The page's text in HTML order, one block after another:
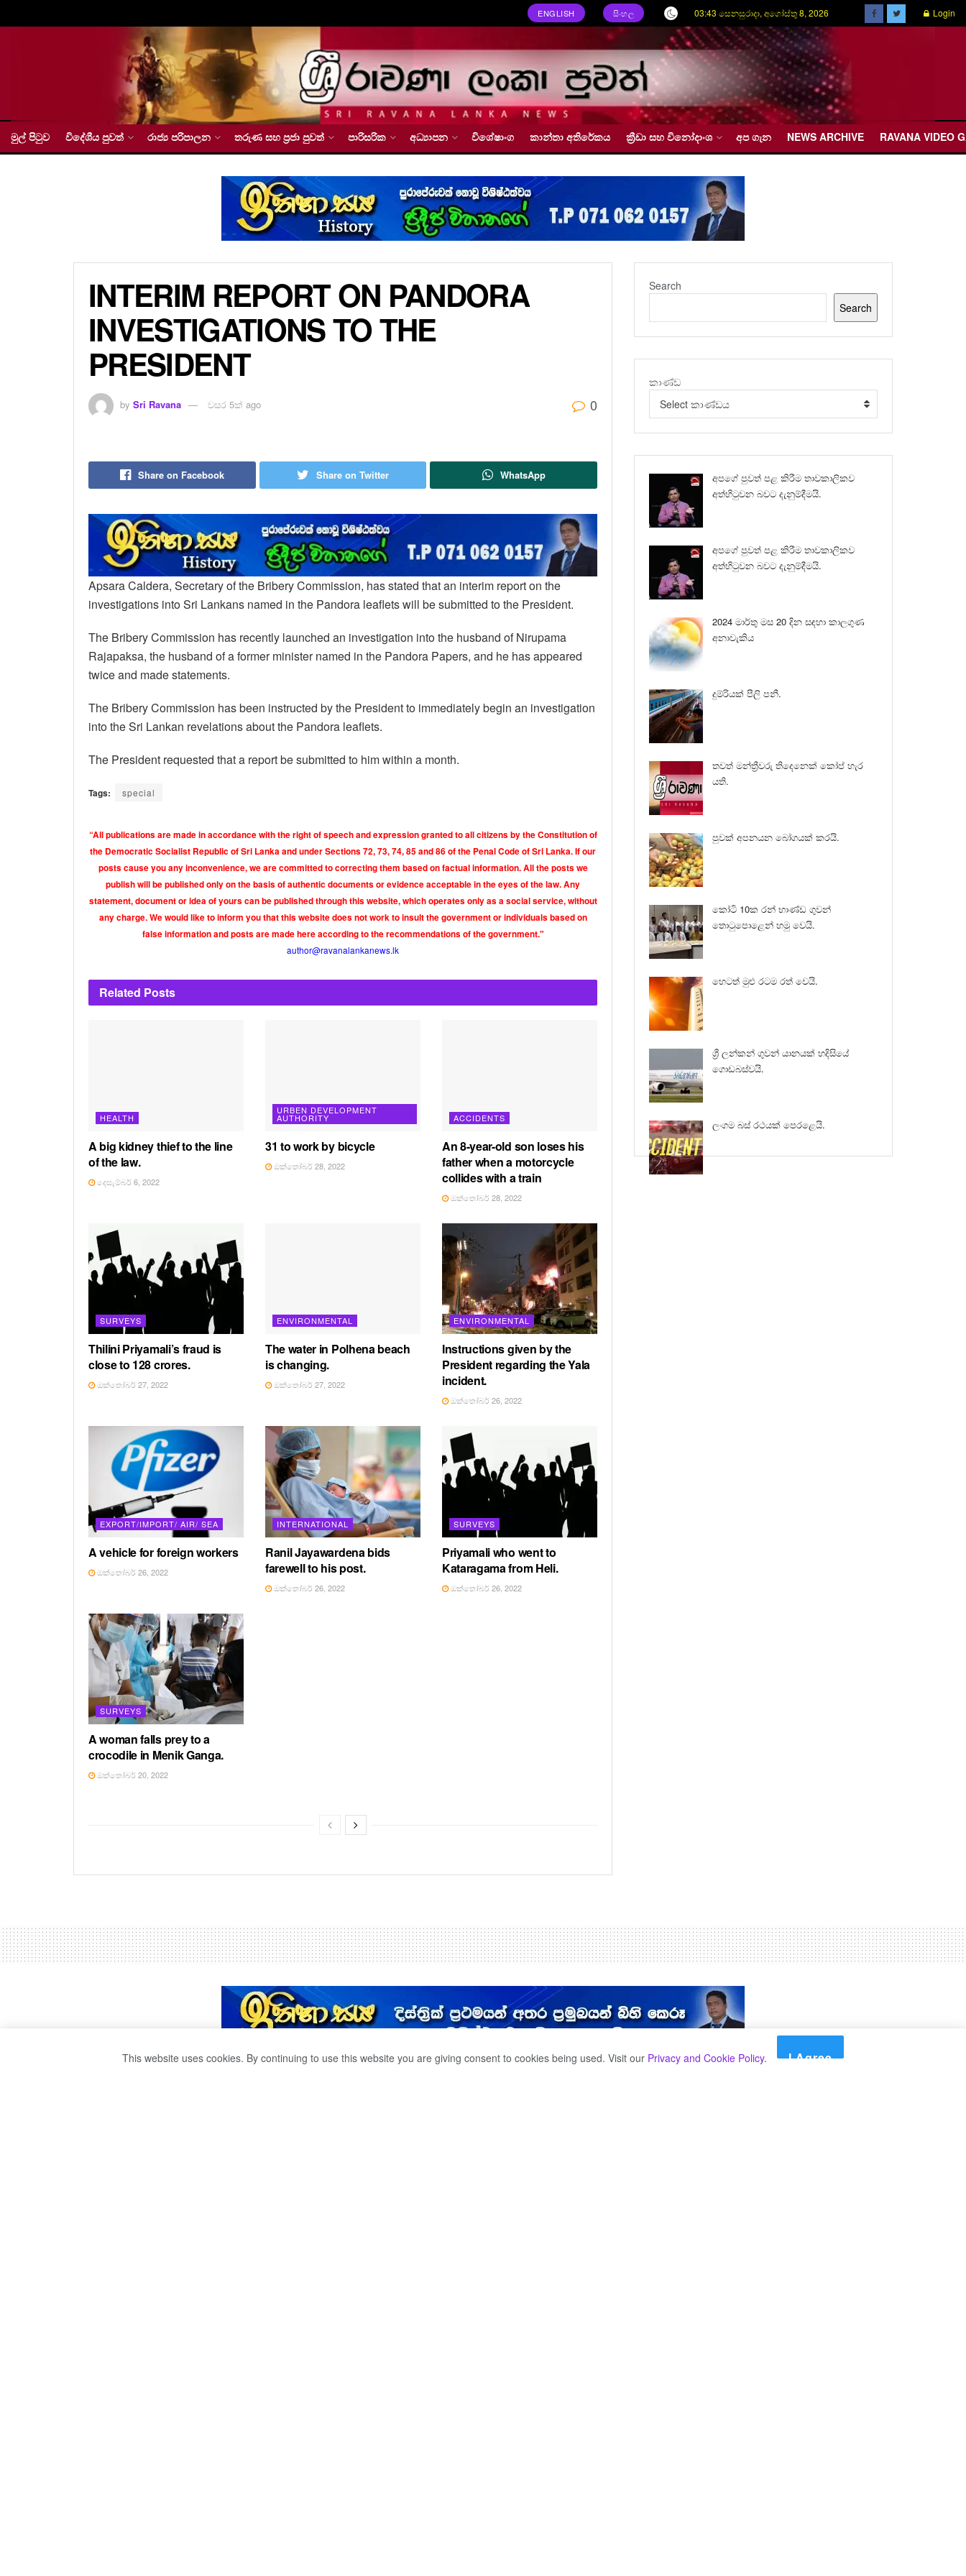
ENGLISH සිංහල 03:43 සෙනසුරාදා, අගෝස්තු 8, 2026 Login
මුල් පිටුව විදේශීය පුවත් රාජ්‍ය පරිපාලන තරුණ සහ ප්‍රජා පුවත් පාරිසරික අධ්‍යාපන විශේෂාංග කාන්තා අතිරේකය ක්‍රීඩා සහ විනෝදාංශ අප ගැන NEWS ARCHIVE RAVANA VIDEO
INTERIM REPORT ON PANDORA
INVESTIGATIONS TO THE
PRESIDENT
by Sri Ravana වසර 5ක් ago 0
Share on Facebook Share on Twitter WhatsApp
Apsara Caldera, Secretary of the Bribery Commission, has stated that an interim report on the
investigations into Sri Lankans named in the Pandora leaflets will be submitted to the President.
The Bribery Commission has recently launched an investigation into the husband of Nirupama
Rajapaksa, the husband of a former minister named in the Pandora Papers, and he has appeared
twice and made statements.
The Bribery Commission has been instructed by the President to immediately begin an investigation
into the Sri Lankan revelations about the Pandora leaflets.
The President requested that a report be submitted to him within a month.
Tags: special
“All publications are made in accordance with the right of speech and expression granted to all citizens by the Constitution of
the Democratic Socialist Republic of Sri Lanka and under Sections 72, 73, 74, 85 and 86 of the Penal Code of Sri Lanka. If our
posts cause you any inconvenience, we are committed to correcting them based on factual information. All the posts we
publish will be published only on the basis of authentic documents or evidence acceptable in the eyes of the law. Any
statement, document or idea of yours can be published through this website, which operates only as a social service, without
any charge. We would like to inform you that this website does not work to insult the government or individuals based on
false information and posts are made here according to the recommendations of the government."
author@ravanalankanews.lk
Related Posts
HEALTH
A big kidney thief to the line
of the law.
දෙසැම්බර් 6, 2022
URBEN DEVELOPMENT
AUTHORITY
31 to work by bicycle
ඔක්තෝබර් 28, 2022
ACCIDENTS
An 8-year-old son loses his
father when a motorcycle
collides with a train
ඔක්තෝබර් 28, 2022
SURVEYS
Thilini Priyamali’s fraud is
close to 128 crores.
ඔක්තෝබර් 27, 2022
ENVIRONMENTAL
The water in Polhena beach
is changing.
ඔක්තෝබර් 27, 2022
ENVIRONMENTAL
Instructions given by the
President regarding the Yala
incident.
ඔක්තෝබර් 26, 2022
EXPORT/IMPORT/ AIR/ SEA
A vehicle for foreign workers
ඔක්තෝබර් 26, 2022
INTERNATIONAL
Ranil Jayawardena bids
farewell to his post.
ඔක්තෝබර් 26, 2022
SURVEYS
Priyamali who went to
Kataragama from Heli.
ඔක්තෝබර් 26, 2022
SURVEYS
A woman falls prey to a
crocodile in Menik Ganga.
ඔක්තෝබර් 20, 2022
Search
Search
කාණ්ඩ
Select කාණ්ඩය
අපගේ පුවත් පළ කිරීම තාවකාලිකව
අත්හිටුවන බවට දැනුම්දීමයි.
අපගේ පුවත් පළ කිරීම තාවකාලිකව
අත්හිටුවන බවට දැනුම්දීමයි.
2024 මාර්තු මස 20 දින සඳහා කාලගුණ
අනාවැකිය
දුම්රියක් පීලි පනී.
තවත් මන්ත්‍රීවරු තිදෙනෙක් කෝප් හැර
යති.
පුවක් අපනයන බෝගයක් කරයි.
කෝටි 10ක රන් භාණ්ඩ ගුවන්
තොටුපොළෙන් හමු වෙයි.
හෙටත් මුළු රටම රත් වෙයි.
ශ්‍රී ලන්කන් ගුවන් යානයක් හදිසියේ
ගොඩබස්වයි.
ලංගම බස් රථයක් පෙරළෙයි.
This website uses cookies. By continuing to use this website you are giving consent to cookies being used. Visit our Privacy and Cookie Policy. I Agree